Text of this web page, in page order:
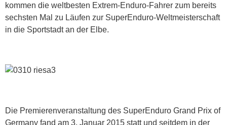
kommen die weltbesten Extrem-Enduro-Fahrer zum bereits
sechsten Mal zu Läufen zur SuperEnduro-Weltmeisterschaft
in die Sportstadt an der Elbe.
Die Premierenveranstaltung des SuperEnduro Grand Prix of
Germany fand am 3. Januar 2015 statt und seitdem in der